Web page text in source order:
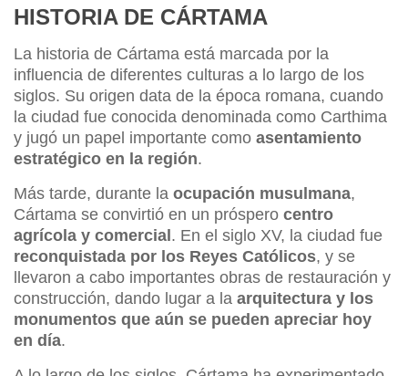
HISTORIA DE CÁRTAMA
La historia de Cártama está marcada por la
influencia de diferentes culturas a lo largo de los
siglos. Su origen data de la época romana, cuando
la ciudad fue conocida denominada como Carthima
y jugó un papel importante como asentamiento
estratégico en la región.
Más tarde, durante la ocupación musulmana,
Cártama se convirtió en un próspero centro
agrícola y comercial . En el siglo XV, la ciudad fue
reconquistada por los Reyes Católicos, y se
llevaron a cabo importantes obras de restauración y
construcción, dando lugar a la arquitectura y los
monumentos que aún se pueden apreciar hoy
en día.